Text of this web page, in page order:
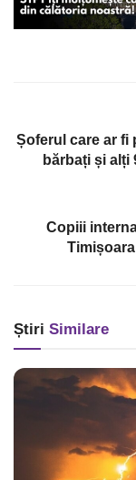
Șoferul care ar fi
bărbați și alți
Copiii
Știri Similare